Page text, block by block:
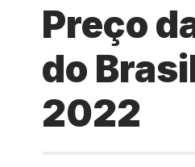
Preço
do
2022